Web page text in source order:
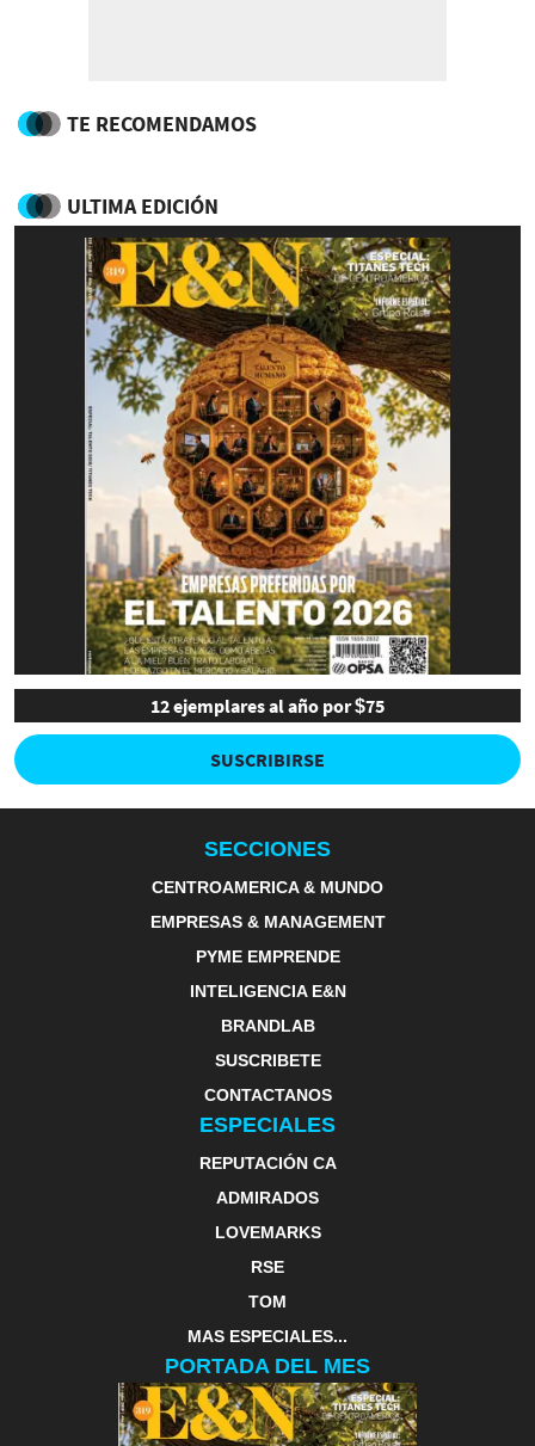
TE RECOMENDAMOS
ULTIMA EDICIÓN
12 ejemplares al año por $75
SUSCRIBIRSE
SECCIONES
CENTROAMERICA & MUNDO
EMPRESAS & MANAGEMENT
PYME EMPRENDE
INTELIGENCIA E&N
BRANDLAB
SUSCRIBETE
CONTACTANOS
ESPECIALES
REPUTACIÓN CA
ADMIRADOS
LOVEMARKS
RSE
TOM
MAS ESPECIALES...
PORTADA DEL MES